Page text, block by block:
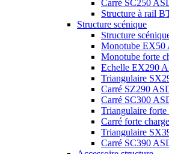
Carré SC250
Structure à rail
Structure scénique
Structure
Monotube EX50
Monotube forte
Echelle EX290
Triangulaire
Carré SZ290
Carré SC300
Triangulaire
Carré forte
Triangulaire
Carré SC390